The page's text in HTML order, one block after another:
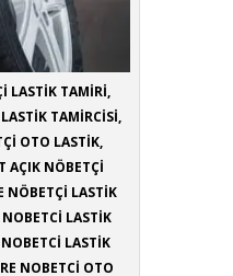
LASTİK TAMİRİ,
TAMİRCİSİ,
OTO LASTİK,
AÇIK NÖBETÇİ
NÖBETÇİ LASTİK
NOBETCİ LASTİK
LASTİK
NOBETCİ OTO